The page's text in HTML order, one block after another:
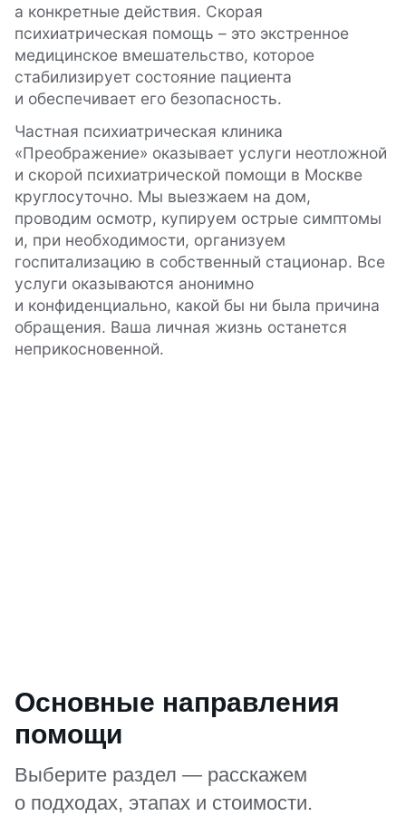
а конкретные действия. Скорая
психиатрическая помощь – это экстренное
медицинское вмешательство, которое
стабилизирует состояние пациента
и обеспечивает его безопасность.
Частная психиатрическая клиника
«Преображение» оказывает услуги неотложной
и скорой психиатрической помощи в Москве
круглосуточно. Мы выезжаем на дом,
проводим осмотр, купируем острые симптомы
и, при необходимости, организуем
госпитализацию в собственный стационар. Все
услуги оказываются анонимно
и конфиденциально, какой бы ни была причина
обращения. Ваша личная жизнь останется
неприкосновенной.
Основные направления
помощи
Выберите раздел — расскажем
о подходах, этапах и стоимости.